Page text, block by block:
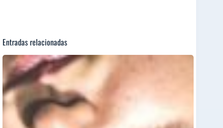
Entradas relacionadas